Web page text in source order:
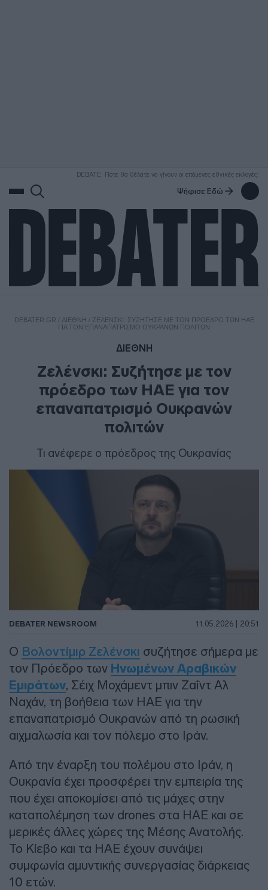
DEBATE: Πότε θα θέλατε να γίνουν οι επόμενες εθνικές εκλογές;
Ψήφισε Εδώ
DEBATER.GR / ΔΙΕΘΝΗ / ΖΕΛΈΝΣΚΙ: ΣΥΖΉΤΗΣΕ ΜΕ ΤΟΝ ΠΡΌΕΔΡΟ ΤΩΝ ΗΑΕ
ΓΙΑ ΤΟΝ ΕΠΑΝΑΠΑΤΡΙΣΜΌ ΟΥΚΡΑΝΏΝ ΠΟΛΙΤΏΝ
ΔΙΕΘΝΗ
Ζελένσκι: Συζήτησε με τον
πρόεδρο των ΗΑΕ για τον
επαναπατρισμό Ουκρανών
πολιτών
Τι ανέφερε ο πρόεδρος της Ουκρανίας
DEBATER NEWSROOM 11.05.2026 | 20:51
Ο Βολοντίμιρ Ζελένσκι συζήτησε σήμερα με
τον Πρόεδρο των Ηνωμένων Αραβικών
Εμιράτων, Σέιχ Μοχάμεντ μπιν Ζαΐντ Αλ
Ναχάν, τη βοήθεια των ΗΑΕ για την
επαναπατρισμό Ουκρανών από τη ρωσική
αιχμαλωσία και τον πόλεμο στο Ιράν.
Από την έναρξη του πολέμου στο Ιράν, η
Ουκρανία έχει προσφέρει την εμπειρία της
που έχει αποκομίσει από τις μάχες στην
καταπολέμηση των drones στα ΗΑΕ και σε
μερικές άλλες χώρες της Μέσης Ανατολής.
Το Κίεβο και τα ΗΑΕ έχουν συνάψει
συμφωνία αμυντικής συνεργασίας διάρκειας
10 ετών.